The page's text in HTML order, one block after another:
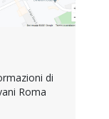
di
Roma